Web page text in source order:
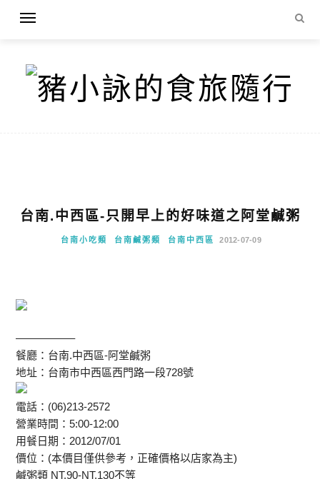
台南.中西區-只開早上的好味道之阿堂鹹粥
台南小吃類 台南鹹粥類 台南中西區 2012-07-09
—————–
餐廳：台南.中西區-阿堂鹹粥
地址：台南市中西區西門路一段728號
電話：(06)213-2572
營業時間：5:00-12:00
用餐日期：2012/07/01
價位：(本價目僅供參考，正確價格以店家為主)
鹹粥類 NT.90-NT.130不等